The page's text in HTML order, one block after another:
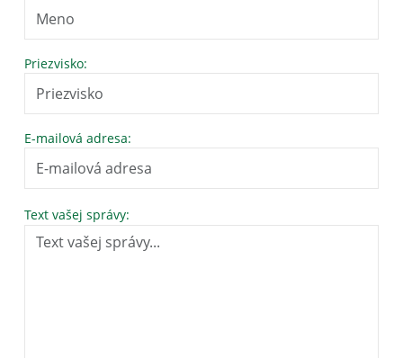
Priezvisko:
E-mailová adresa:
Text vašej správy: